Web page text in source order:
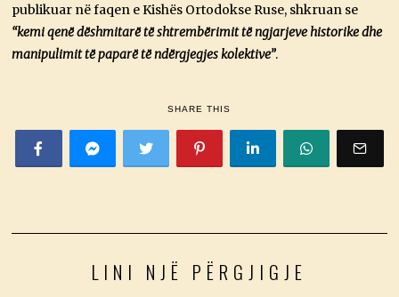
publikuar në faqen e Kishës Ortodokse Ruse, shkruan se
“kemi qenë dëshmitarë të shtrembërimit të ngjarjeve historike dhe
manipulimit të paparë të ndërgjegjes kolektive”.
SHARE THIS
LINI NJË PËRGJIGJE